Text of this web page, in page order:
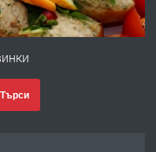
Гърция, до Кавала
Търси